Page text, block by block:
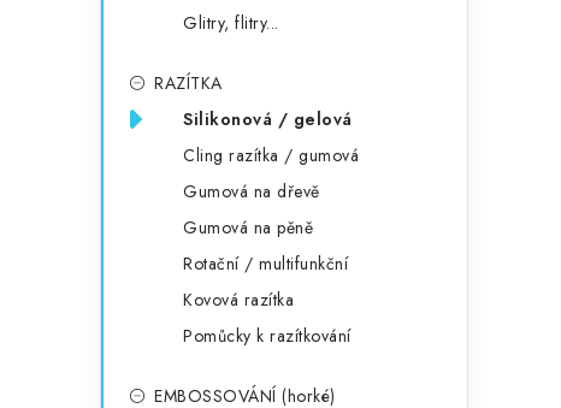
Glitry, flitry...
RAZÍTKA
Silikonová / gelová
Cling razítka / gumová
Gumová na dřevě
Gumová na pěně
Rotační / multifunkční
Kovová razítka
Pomůcky k razítkování
EMBOSSOVÁNÍ (horké)